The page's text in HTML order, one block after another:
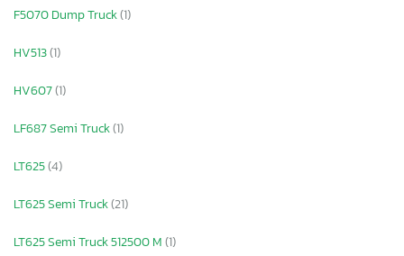
F5070 Dump Truck(1)
HV513(1)
HV607(1)
LF687 Semi Truck(1)
LT625(4)
LT625 Semi Truck(21)
LT625 Semi Truck 512500 M(1)